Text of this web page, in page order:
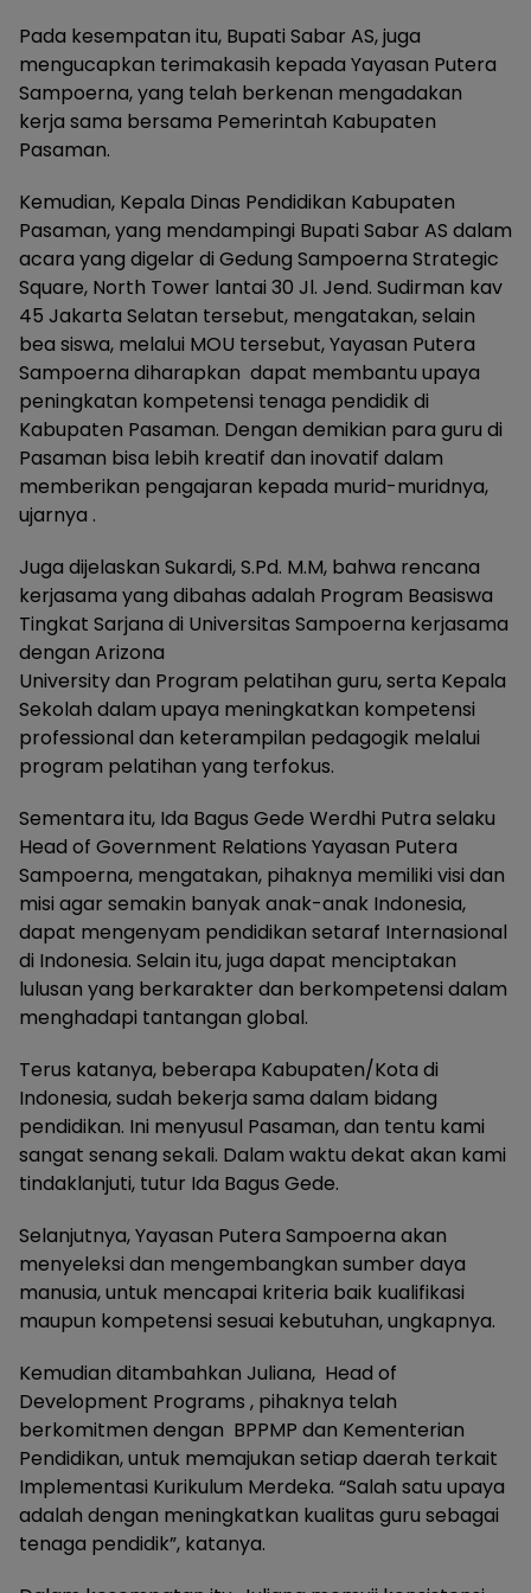
Pada kesempatan itu, Bupati Sabar AS, juga
mengucapkan terimakasih kepada Yayasan Putera
Sampoerna, yang telah berkenan mengadakan
kerja sama bersama Pemerintah Kabupaten
Pasaman.
Kemudian, Kepala Dinas Pendidikan Kabupaten
Pasaman, yang mendampingi Bupati Sabar AS dalam
acara yang digelar di Gedung Sampoerna Strategic
Square, North Tower lantai 30 Jl. Jend. Sudirman kav
45 Jakarta Selatan tersebut, mengatakan, selain
bea siswa, melalui MOU tersebut, Yayasan Putera
Sampoerna diharapkan dapat membantu upaya
peningkatan kompetensi tenaga pendidik di
Kabupaten Pasaman. Dengan demikian para guru di
Pasaman bisa lebih kreatif dan inovatif dalam
memberikan pengajaran kepada murid-muridnya,
ujarnya .
Juga dijelaskan Sukardi, S.Pd. M.M, bahwa rencana
kerjasama yang dibahas adalah Program Beasiswa
Tingkat Sarjana di Universitas Sampoerna kerjasama
dengan Arizona
University dan Program pelatihan guru, serta Kepala
Sekolah dalam upaya meningkatkan kompetensi
professional dan keterampilan pedagogik melalui
program pelatihan yang terfokus.
Sementara itu, Ida Bagus Gede Werdhi Putra selaku
Head of Government Relations Yayasan Putera
Sampoerna, mengatakan, pihaknya memiliki visi dan
misi agar semakin banyak anak-anak Indonesia,
dapat mengenyam pendidikan setaraf Internasional
di Indonesia. Selain itu, juga dapat menciptakan
lulusan yang berkarakter dan berkompetensi dalam
menghadapi tantangan global.
Terus katanya, beberapa Kabupaten/Kota di
Indonesia, sudah bekerja sama dalam bidang
pendidikan. Ini menyusul Pasaman, dan tentu kami
sangat senang sekali. Dalam waktu dekat akan kami
tindaklanjuti, tutur Ida Bagus Gede.
Selanjutnya, Yayasan Putera Sampoerna akan
menyeleksi dan mengembangkan sumber daya
manusia, untuk mencapai kriteria baik kualifikasi
maupun kompetensi sesuai kebutuhan, ungkapnya.
Kemudian ditambahkan Juliana, Head of
Development Programs , pihaknya telah
berkomitmen dengan BPPMP dan Kementerian
Pendidikan, untuk memajukan setiap daerah terkait
Implementasi Kurikulum Merdeka. “Salah satu upaya
adalah dengan meningkatkan kualitas guru sebagai
tenaga pendidik”, katanya.